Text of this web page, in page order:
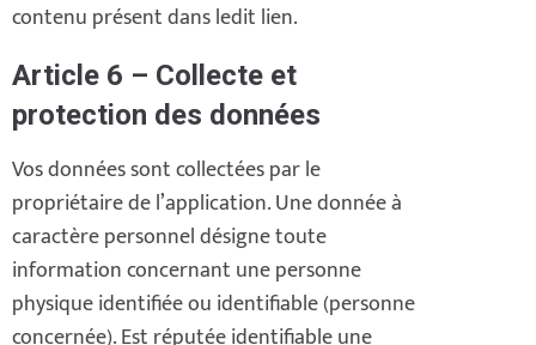
contenu présent dans ledit lien.
Article 6 – Collecte et
protection des données
Vos données sont collectées par le
propriétaire de l’application. Une donnée à
caractère personnel désigne toute
information concernant une personne
physique identifiée ou identifiable (personne